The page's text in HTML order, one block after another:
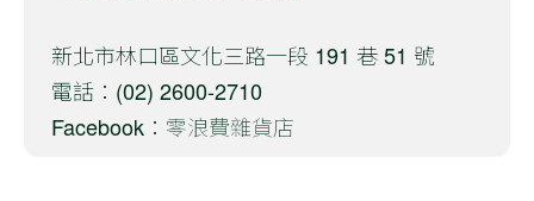
新北市林口區文化三路一段 191 巷 51 號
電話：(02) 2600-2710
Facebook： 零浪費雜貨店